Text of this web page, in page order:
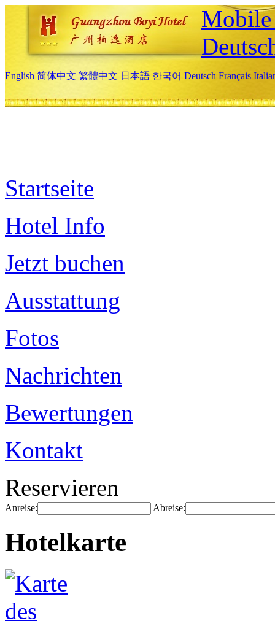
English 简体中文 繁體中文 日本語 한국어 Deutsch Français
Startseite
Hotel Info
Jetzt buchen
Ausstattung
Fotos
Nachrichten
Bewertungen
Kontakt
Reservieren
Anreise: Abreise:
Hotelkarte